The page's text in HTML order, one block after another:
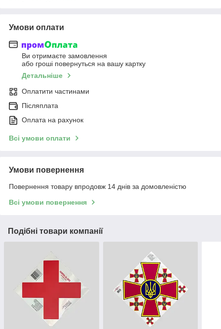
Умови оплати
Ви отримаєте замовлення
або гроші повернуться на вашу картку
Детальніше
Оплатити частинами
Післяплата
Оплата на рахунок
Всі умови оплати
Умови повернення
Повернення товару впродовж 14 днів за домовленістю
Всі умови повернення
Подібні товари компанії